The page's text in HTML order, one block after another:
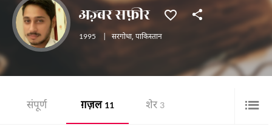
अज़्बर सफ़ीर
1995 सरगोधा, पाकिस्तान
संपूर्ण ग़ज़ल 11 शेर 3